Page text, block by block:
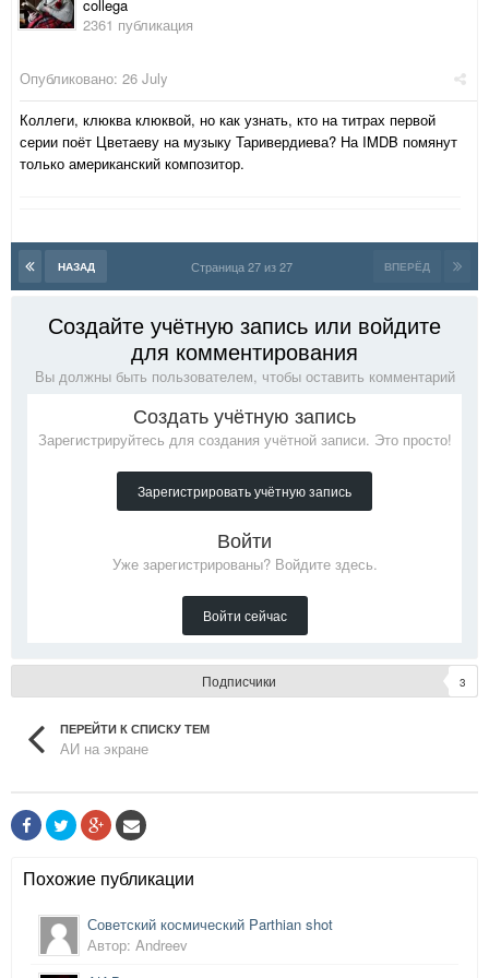
collega
2361 публикация
Опубликовано: 26 July
Коллеги, клюква клюквой, но как узнать, кто на титрах первой
серии поёт Цветаеву на музыку Таривердиева? На IMDB помянут
только американский композитор.
НАЗАД ВПЕРЁД
Страница 27 из 27
Создайте учётную запись или войдите
для комментирования
Вы должны быть пользователем, чтобы оставить комментарий
Создать учётную запись
Зарегистрируйтесь для создания учётной записи. Это просто!
Зарегистрировать учётную запись
Войти
Уже зарегистрированы? Войдите здесь.
Войти сейчас
Подписчики 3
ПЕРЕЙТИ К СПИСКУ ТЕМ
АИ на экране
Похожие публикации
Советский космический Parthian shot
Автор: Andreev